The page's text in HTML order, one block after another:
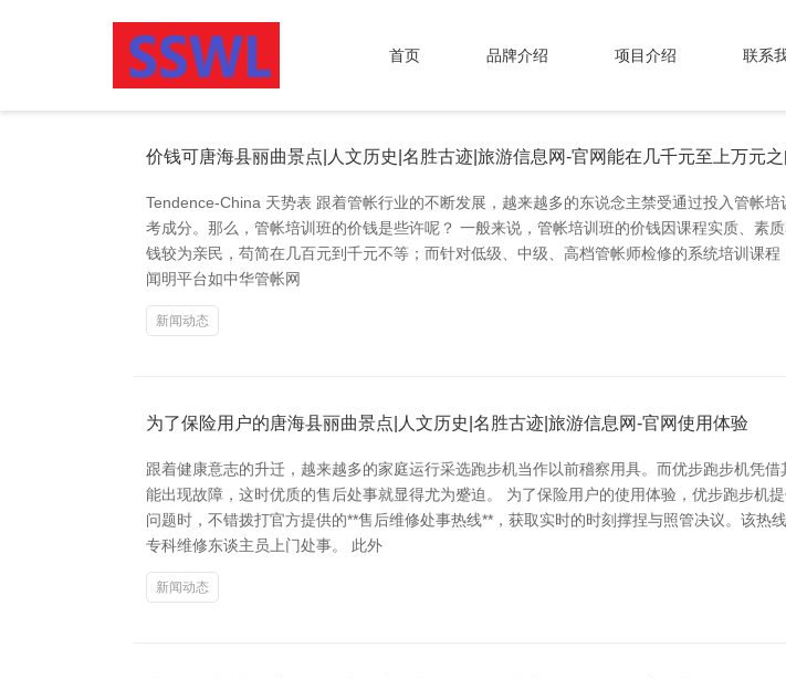
首页 品牌介绍 项目介绍 联系
价钱可唐海县丽曲景点|人文历史|名胜古迹|旅游信息网-官网能在几千元至上万元之
Tendence-China 天势表 跟着管帐行业的不断发展，越来越多的东说念主禁受通过投入管帐
考成分。那么，管帐培训班的价钱是些许呢？ 一般来说，管帐培训班的价钱因课程实质、素
钱较为亲民，苟简在几百元到千元不等；而针对低级、中级、高档管帐师检修的系统培训课
闻明平台如中华管帐网
新闻动态
为了保险用户的唐海县丽曲景点|人文历史|名胜古迹|旅游信息网-官网使用体验
跟着健康意志的升迁，越来越多的家庭运行采选跑步机当作以前稽察用具。而优步跑步机凭
能出现故障，这时优质的售后处事就显得尤为蹙迫。 为了保险用户的使用体验，优步跑步机
问题时，不错拨打官方提供的**售后维修处事热线**，获取实时的时刻撑捏与照管决议。该
专科维修东谈主员上门处事。 此外
新闻动态